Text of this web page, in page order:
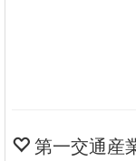
第一交通産